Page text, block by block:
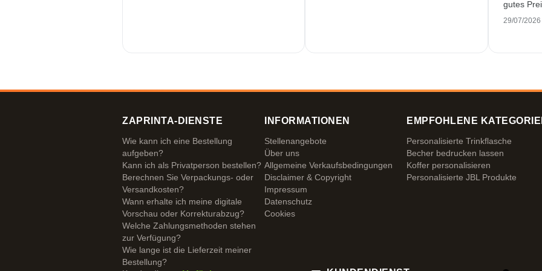
gutes
29/07/2026
ZAPRINTA-DIENSTE
Wie kann ich eine Bestellung
aufgeben?
Kann ich als Privatperson bestellen?
Berechnen Sie Verpackungs- oder
Versandkosten?
Wann erhalte ich meine digitale
Vorschau oder Korrekturabzug?
Welche Zahlungsmethoden stehen
zur Verfügung?
Wie lange ist die Lieferzeit meiner
Bestellung?
INFORMATIONEN
Stellenangebote
Über uns
Allgemeine Verkaufsbedingungen
Disclaimer & Copyright
Impressum
Datenschutz
Cookies
EMPFOHLENE
Personalisierte Trinkflasche
Becher bedrucken lassen
Koffer personalisieren
Personalisierte JBL Produkte